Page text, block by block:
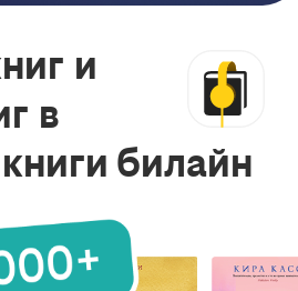
и
в
билайн